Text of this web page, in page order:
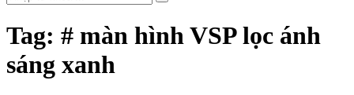
Tag: # màn hình VSP lọc ánh
sáng xanh